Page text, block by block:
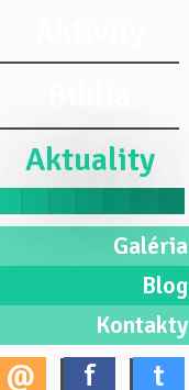
Aktuality
Galéria
Blog
Kontakty
@ f t